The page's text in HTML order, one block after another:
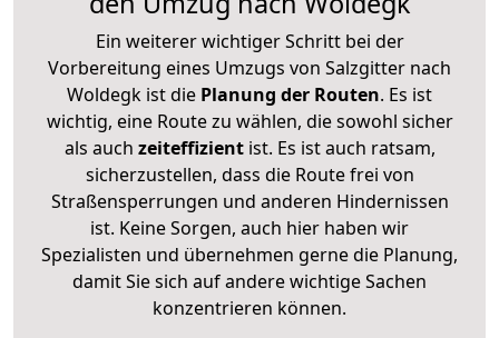
Ein weiterer wichtiger Schritt bei der
Vorbereitung eines Umzugs von Salzgitter nach
Woldegk ist die Planung der Routen. Es ist
wichtig, eine Route zu wählen, die sowohl sicher
als auch zeiteffizientist. Es ist auch ratsam,
sicherzustellen, dass die Route frei von
Straßensperrungen und anderen Hindernissen
ist. Keine Sorgen, auch hier haben wir
Spezialisten und übernehmen gerne die Planung,
damit Sie sich auf andere wichtige Sachen
konzentrieren können.